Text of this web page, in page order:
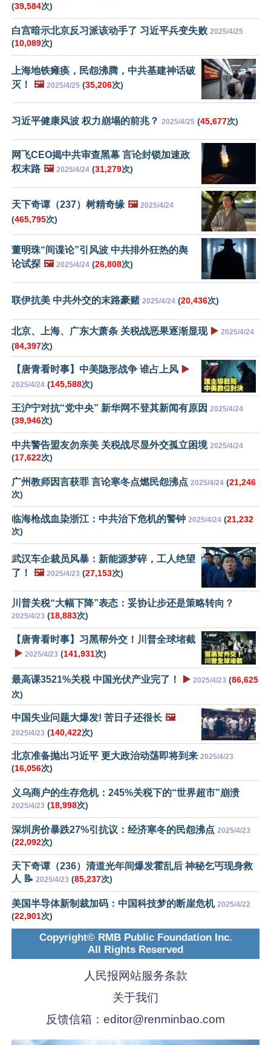
(39,584次)
白宫暗示北京反习派该动手了 习近平兵变失败 2025/4/25
(10,089次)
上海地铁瘫痪，民怨沸腾，中共基建神话破
灭！
🖼️ 2025/4/25 (35,206次)
习近平健康风波 权力崩塌的前兆？ 2025/4/25 (45,677次)
网飞CEO揭中共审查黑幕 言论封锁加速政
权末路 🖼️ 2025/4/24 (31,279次)
天下奇谭（237）树精奇缘 🖼️ 2025/4/24
(465,795次)
董明珠“间谍论”引风波 中共排外狂热的舆
论试探 🖼️ 2025/4/24 (26,808次)
联伊抗美 中共外交的末路豪赌 2025/4/24 (20,436次)
北京、上海、广东大萧条 关税战恶果逐渐显现 ▶️ 2025/4/24
(84,397次)
【唐青看时事】中美隐形战争 谁占上风 ▶️
2025/4/24 (145,588次)
王沪宁对抗“党中央” 新华网不登其新闻有原因 2025/4/24
(39,946次)
中共警告盟友勿亲美 关税战尽显外交孤立困境 2025/4/24
(17,622次)
广州教师因言获罪 言论寒冬点燃民怨沸点 2025/4/24 (21,246
次)
临海枪战血染浙江：中共治下危机的警钟 2025/4/24 (21,232
次)
武汉车企裁员风暴：新能源梦碎，工人绝望
了！
🖼️ 2025/4/23 (27,153次)
川普关税“大幅下降”表态：妥协让步还是策略转向？
2025/4/23 (18,883次)
【唐青看时事】习黑帮外交！川普全球堵截
▶️ 2025/4/23 (141,931次)
最高课3521%关税 中国光伏产业完了！ ▶️ 2025/4/23 (86,625
次)
中国失业问题大爆发! 苦日子还很长 🖼️
2025/4/23 (140,422次)
北京准备抛出习近平 更大政治动荡即将到来 2025/4/23
(16,056次)
义乌商户的生存危机：245%关税下的“世界超市”崩溃
2025/4/23 (18,998次)
深圳房价暴跌27%引抗议：经济寒冬的民怨沸点 2025/4/23
(22,092次)
天下奇谭（236）清道光年间爆发霍乱后 神秘乞丐现身救
人 📝 2025/4/23 (85,237次)
美国半导体新制裁加码：中国科技梦的断崖危机 2025/4/22
(22,901次)
Copyright© RMB Public Foundation Inc.
All Rights Reserved
人民报网站服务条款
关于我们
反馈信箱： editor@renminbao.com